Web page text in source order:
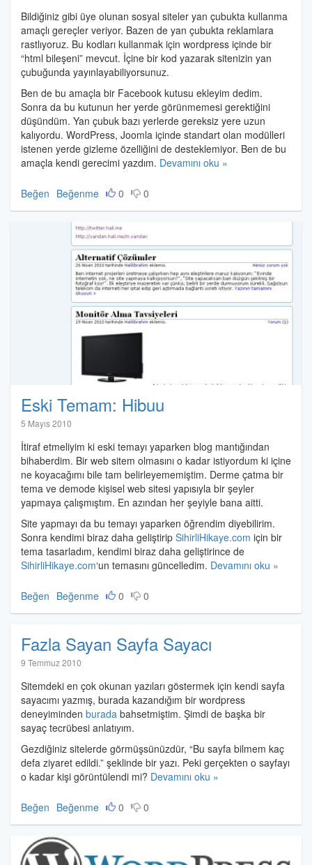
Özdemir
Bildiğiniz gibi üye olunan sosyal siteler yan çubukta kullanma
amaçlı gereçler veriyor. Bazen de yan çubukta reklamlara
rastlıyoruz. Bu kodları kullanmak için wordpress içinde bir
“html bileşeni” mevcut. İçine bir kod yazarak sitenizin yan
çubuğunda yayınlayabiliyorsunuz.
Ben de bu amaçla bir Facebook kutusu ekleyim dedim.
Sonra da bu kutunun her yerde görünmemesi gerektiğini
düşündüm. Yan çubuk bazı yerlerde gereksiz yere uzun
kalıyordu. WordPress, Joomla içinde standart olan modülleri
istenen yerde gizleme özelliğini de desteklemiyor. Ben de bu
amaçla kendi gerecimi yazdım. Devamını oku »
Beğen Beğenme 0 0
Eski Temam: Hibuu
5 Mayıs 2010
Özdemir
İtiraf etmeliyim ki eski temayı yaparken blog mantığından
bihaberdim. Bir web sitem olmasını o kadar istiyordum ki içine
ne koyacağımı bile tam belirleyememiştim. Derme çatma bir
tema ve demode kişisel web sitesi yapısıyla bir şeyler
yapmaya çalışmıştım. En azından her şeyiyle bana aitti.
Site yapmayı da bu temayı yaparken öğrendim diyebilirim.
Sonra kendimi biraz daha geliştirip SihirliHikaye.com için bir
tema tasarladım, kendimi biraz daha geliştirince de
SihirliHikaye.com‘un temasını güncelledim. Devamını oku »
Beğen Beğenme 0 0
Fazla Sayan Sayfa Sayacı
9 Temmuz 2010
Özdemir
Sitemdeki en çok okunan yazıları göstermek için kendi sayfa
sayacımı yazmış, burada kazandığım bir wordpress
deneyiminden burada bahsetmiştim. Şimdi de başka bir
sayaç tecrübesi anlatıyım.
Gezdiğiniz sitelerde görmüşsünüzdür, “Bu sayfa bilmem kaç
defa ziyaret edildi.” şeklinde bir yazı. Peki gerçekten o sayfayı
o kadar kişi görüntülendi mi? Devamını oku »
Beğen Beğenme 0 0